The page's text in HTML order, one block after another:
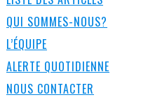
QUI SOMMES-NOUS?
L’ÉQUIPE
ALERTE QUOTIDIENNE
NOUS CONTACTER